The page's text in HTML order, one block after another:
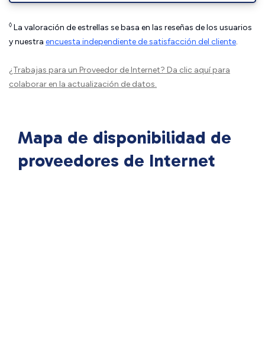
◊ La valoración de estrellas se basa en las reseñas de los usuarios
y nuestra encuesta independiente de satisfacción del cliente.
¿Trabajas para un Proveedor de Internet? Da clic aquípara
colaborar en la actualización de datos.
Mapa de disponibilidad de
proveedores de Internet